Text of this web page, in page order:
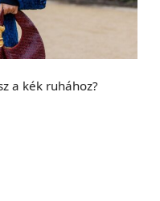
a kék ruhához?